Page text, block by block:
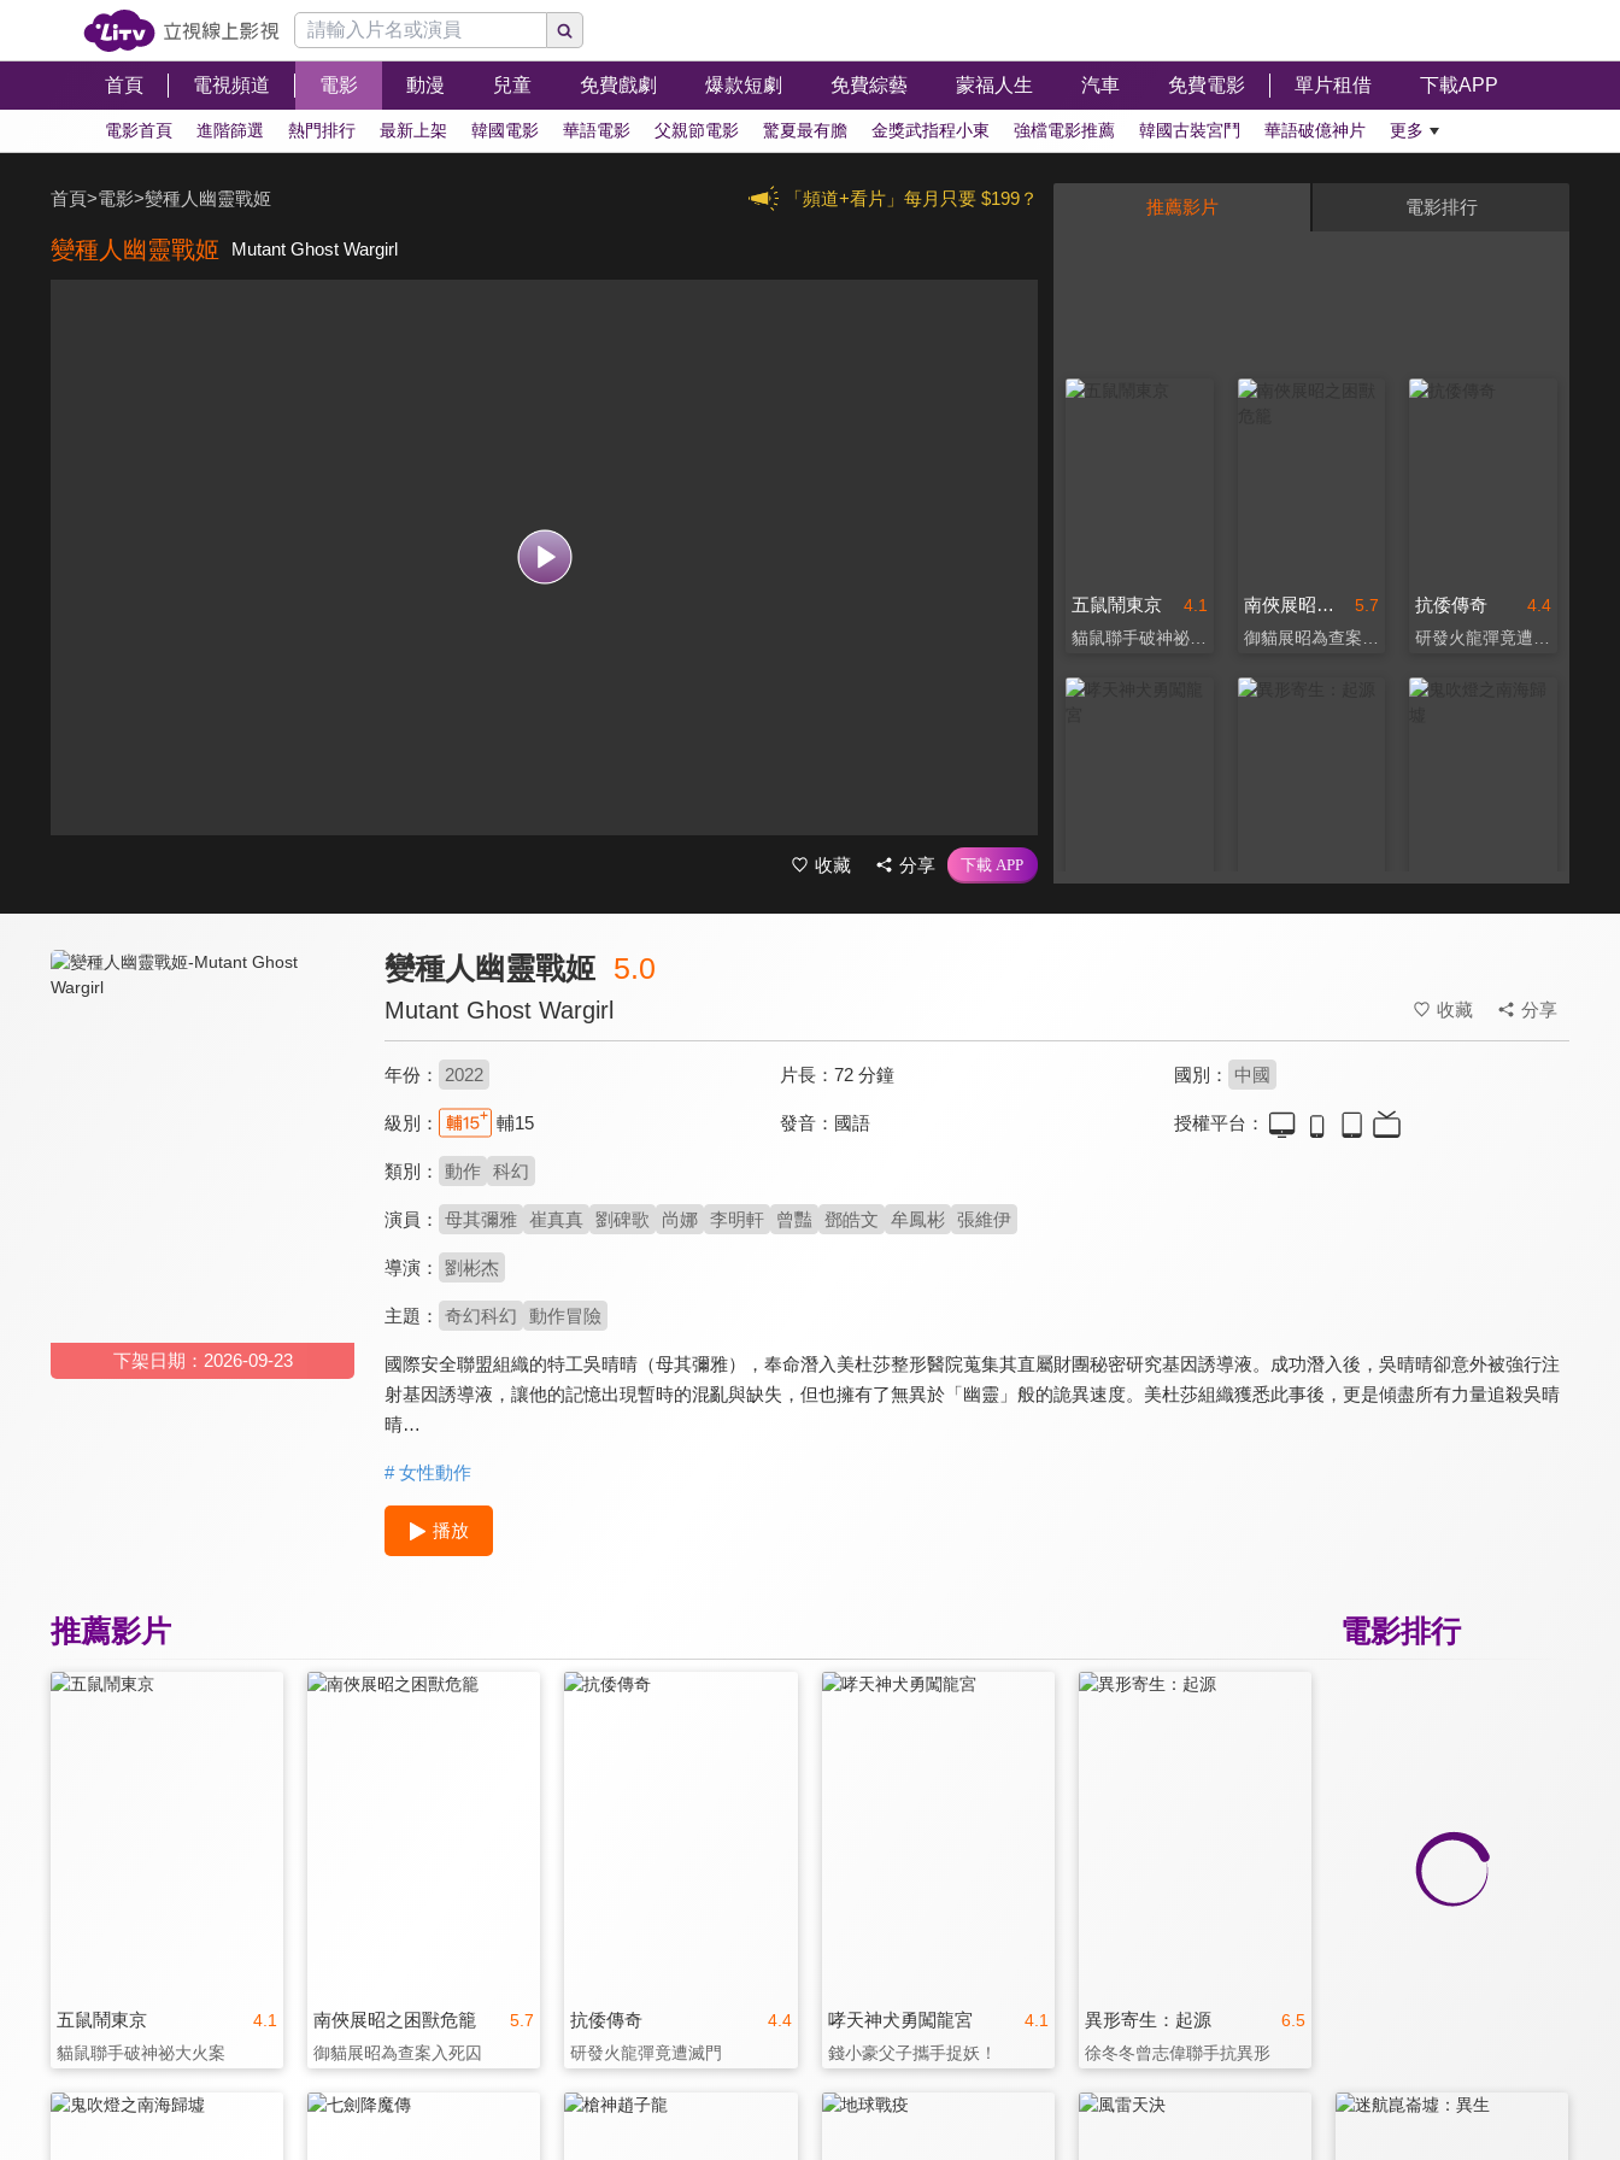
首頁 電視頻道 電影 動漫 兒童 免費戲劇 爆款短劇 免費綜藝 蒙福人生 汽車 免費電影 單片租借 下載APP
電影首頁 進階篩選 熱門排行 最新上架 韓國電影 華語電影 父親節電影 驚夏最有膽 金獎武指程小東 強檔電影推薦 韓國古裝宮鬥 華語破億神片 更多
「頻道+看片」每月只要 $199？
首頁>電影>變種人幽靈戰姬
變種人幽靈戰姬 Mutant Ghost Wargirl
收藏 分享
推薦影片 電影排行
4.1
五鼠鬧東京
貓鼠聯手破神祕大火案
5.7
南俠展昭之困獸危籠
御貓展昭為查案入死囚
4.4
抗倭傳奇
研發火龍彈竟遭滅門
下架日期：2026-09-23
變種人幽靈戰姬 5.0
Mutant Ghost Wargirl 收藏 分享
年份： 2022 片長： 72 分鐘 國別： 中國
級別： 輔15 發音： 國語 授權平台：
類別： 動作 科幻
演員： 母其彌雅 崔真真 劉碑歌 尚娜 李明軒 曾豔 鄧皓文 牟鳳彬 張維伊
導演： 劉彬杰
主題： 奇幻科幻 動作冒險
國際安全聯盟組織的特工吳晴晴（母其彌雅），奉命潛入美杜莎整形醫院蒐集其直屬財團秘密研究基因誘導液。成功潛入後，吳晴晴卻意外被強行注
射基因誘導液，讓他的記憶出現暫時的混亂與缺失，但也擁有了無異於「幽靈」般的詭異速度。美杜莎組織獲悉此事後，更是傾盡所有力量追殺吳晴
晴…
# 女性動作
播放
電影排行
推薦影片
4.1
五鼠鬧東京
貓鼠聯手破神祕大火案
5.7
南俠展昭之困獸危籠
御貓展昭為查案入死囚
4.4
抗倭傳奇
研發火龍彈竟遭滅門
4.1
哮天神犬勇闖龍宮
錢小豪父子攜手捉妖！
6.5
異形寄生：起源
徐冬冬曾志偉聯手抗異形